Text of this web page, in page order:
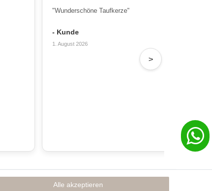
"Wunderschöne Taufkerze"
- Kunde
1. August 2026
>
Rechtliches
Alle akzeptieren